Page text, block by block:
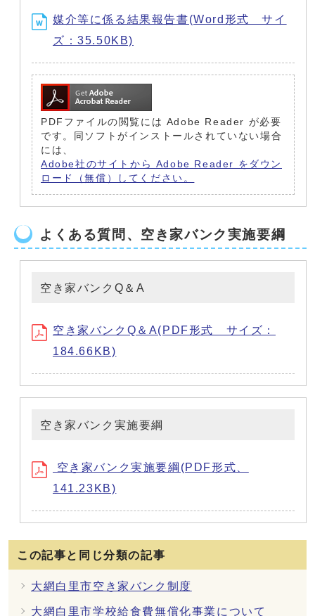
媒介等に係る結果報告書(Word形式 サイ
ズ：35.50KB)
PDFファイルの閲覧には Adobe Reader が必要
です。同ソフトがインストールされていない場合
には、
Adobe社のサイトから Adobe Reader をダウン
ロード（無償）してください。
よくある質問、空き家バンク実施要綱
空き家バンクQ＆A
空き家バンクQ＆A(PDF形式 サイズ：
184.66KB)
空き家バンク実施要綱
空き家バンク実施要綱(PDF形式、
141.23KB)
この記事と同じ分類の記事
大網白里市空き家バンク制度
大網白里市学校給食費無償化事業について